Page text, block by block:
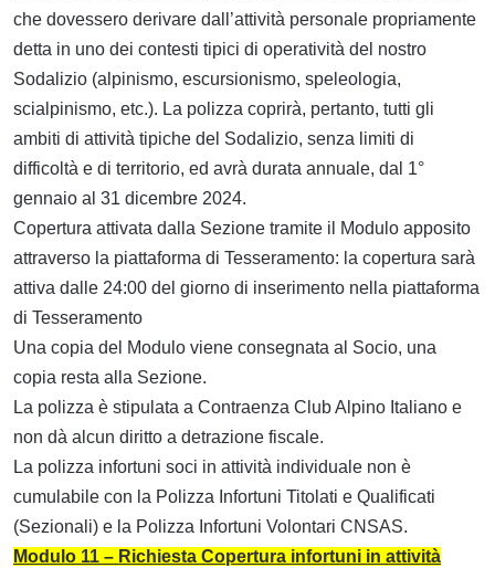
che dovessero derivare dall’attività personale propriamente
detta in uno dei contesti tipici di operatività del nostro
Sodalizio (alpinismo, escursionismo, speleologia,
scialpinismo, etc.). La polizza coprirà, pertanto, tutti gli
ambiti di attività tipiche del Sodalizio, senza limiti di
difficoltà e di territorio, ed avrà durata annuale, dal 1°
gennaio al 31 dicembre 2024.
Copertura attivata dalla Sezione tramite il Modulo apposito
attraverso la piattaforma di Tesseramento: la copertura sarà
attiva dalle 24:00 del giorno di inserimento nella piattaforma
di Tesseramento
Una copia del Modulo viene consegnata al Socio, una
copia resta alla Sezione.
La polizza è stipulata a Contraenza Club Alpino Italiano e
non dà alcun diritto a detrazione fiscale.
La polizza infortuni soci in attività individuale non è
cumulabile con la Polizza Infortuni Titolati e Qualificati
(Sezionali) e la Polizza Infortuni Volontari CNSAS.
Modulo 11 – Richiesta Copertura infortuni in attività